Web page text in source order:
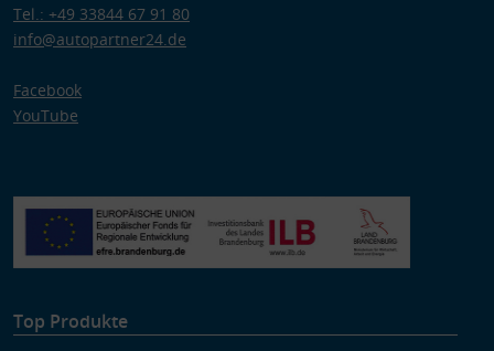
Tel.: +49 33844 67 91 80
info@autopartner24.de
Facebook
YouTube
Top Produkte